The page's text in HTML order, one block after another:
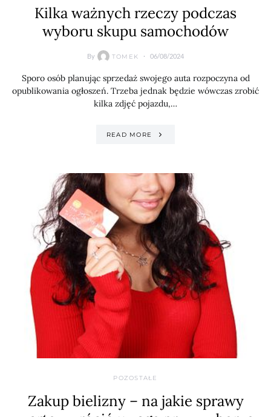
Kilka ważnych rzeczy podczas
wyboru skupu samochodów
By TOMEK 06/08/2024
Sporo osób planując sprzedaż swojego auta rozpoczyna od
opublikowania ogłoszeń. Trzeba jednak będzie wówczas zrobić
kilka zdjęć pojazdu,…
READ MORE
POZOSTAŁE
Zakup bielizny – na jakie sprawy